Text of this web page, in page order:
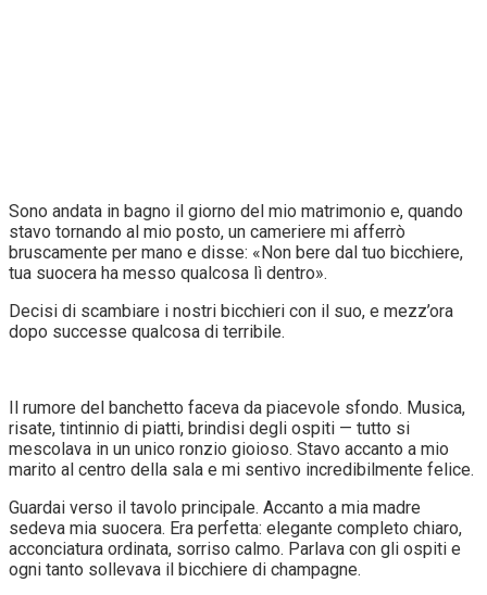
Sono andata in bagno il giorno del mio matrimonio e, quando
stavo tornando al mio posto, un cameriere mi afferrò
bruscamente per mano e disse: «Non bere dal tuo bicchiere,
tua suocera ha messo qualcosa lì dentro».
Decisi di scambiare i nostri bicchieri con il suo, e mezz’ora
dopo successe qualcosa di terribile.
Il rumore del banchetto faceva da piacevole sfondo. Musica,
risate, tintinnio di piatti, brindisi degli ospiti — tutto si
mescolava in un unico ronzio gioioso. Stavo accanto a mio
marito al centro della sala e mi sentivo incredibilmente felice.
Guardai verso il tavolo principale. Accanto a mia madre
sedeva mia suocera. Era perfetta: elegante completo chiaro,
acconciatura ordinata, sorriso calmo. Parlava con gli ospiti e
ogni tanto sollevava il bicchiere di champagne.